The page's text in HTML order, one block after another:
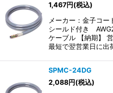
1,467円(税込)
メーカー：金子コ
シールド付き
ケーブル 【納期】
最短で翌営業日に出
SPMC-24DG
2,088円(税込)